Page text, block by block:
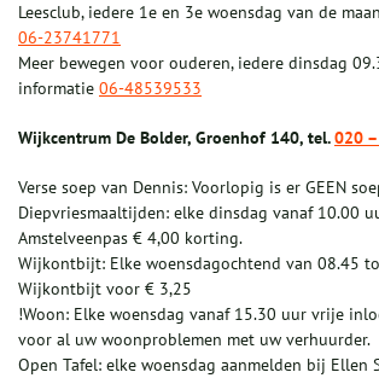
Leesclub, iedere 1e en 3e woensdag van de
06-23741771
Meer bewegen voor ouderen, iedere dinsdag
informatie 06-48539533
Wijkcentrum De Bolder, Groenhof 140, tel.020
Verse soep van Dennis: Voorlopig is er GEEN
Diepvriesmaaltijden: elke dinsdag vanaf 10.00
Amstelveenpas € 4,00 korting.
Wijkontbijt: Elke woensdagochtend van 08.45
Wijkontbijt voor € 3,25
!Woon: Elke woensdag vanaf 15.30 uur vrije
voor al uw woonproblemen met uw verhuurder.
Open Tafel: elke woensdag aanmelden bij Ellen